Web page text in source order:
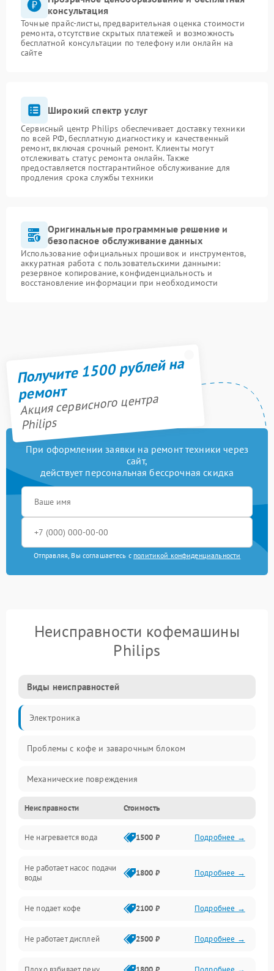
консультация
Точные прайс-листы, предварительная оценка стоимости
ремонта, отсутствие скрытых платежей и возможность
бесплатной консультации по телефону или онлайн на
сайте
Широкий спектр услуг
Сервисный центр Philips обеспечивает доставку техники
по всей РФ, бесплатную диагностику и качественный
ремонт, включая срочный ремонт. Клиенты могут
отслеживать статус ремонта онлайн. Также
предоставляется постгарантийное обслуживание для
продления срока службы техники
Оригинальные программные решение и
безопасное обслуживание данных
Использование официальных прошивок и инструментов,
аккуратная работа с пользовательскими данными:
резервное копирование, конфиденциальность и
восстановление информации при необходимости
Получите 1500 рублей на
ремонт
Акция сервисного центра
Philips
При оформлении заявки на ремонт техники через
сайт,
действует персональная бессрочная скидка
Отправляя, Вы соглашаетесь с политикой конфиденциальности
Неисправности кофемашины
Philips
Виды неисправностей
Электроника
Проблемы с кофе и заварочным блоком
Механические повреждения
Прочие неисправности
Включение и работа
Проблемы с водой
Проблемы с капучинатором и паром
Управление и электроника
Программное обеспечение
Неисправности Стоимость
Не нагревается вода 1500 ₽ Подробнее →
Не работает насос подачи
воды
1800 ₽ Подробнее →
Не подает кофе 2100 ₽ Подробнее →
Не работает дисплей 2500 ₽ Подробнее →